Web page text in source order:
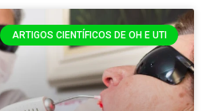
ARTIGOS CIENTÍFICOS DE OH E UTI